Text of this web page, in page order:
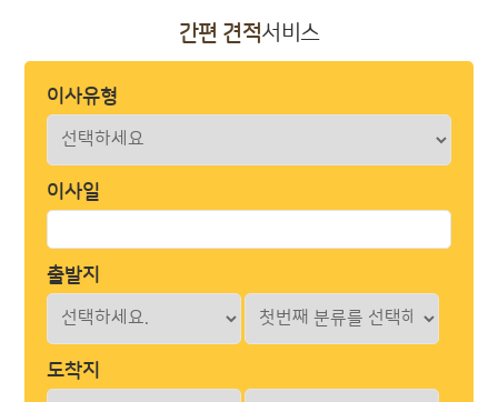
간편 견적서비스
이사유형
이사일
출발지
도착지